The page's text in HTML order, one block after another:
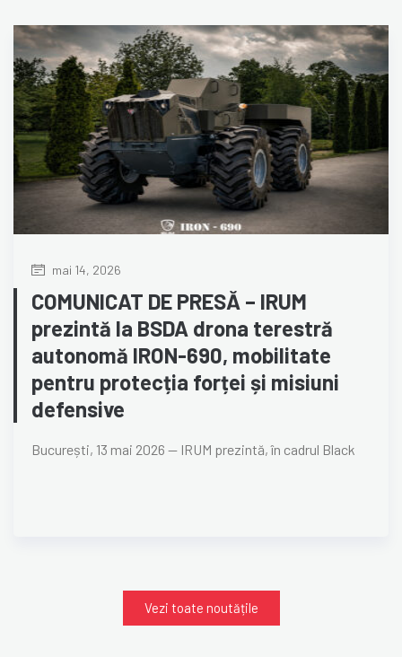
mai 14, 2026
COMUNICAT DE PRESĂ – IRUM
prezintă la BSDA drona terestră
autonomă IRON-690, mobilitate
pentru protecția forței și misiuni
defensive
București, 13 mai 2026 — IRUM prezintă, în cadrul Black
Vezi toate noutățile